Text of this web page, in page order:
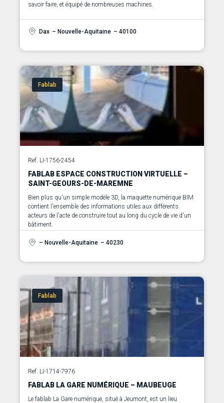
savoir faire, et équipé de nombreuses machines.
Dax – Nouvelle-Aquitaine – 40100
Fablab
Ref. LI-1756-2454
FABLAB ESPACE CONSTRUCTION VIRTUELLE –
SAINT-GEOURS-DE-MAREMNE
Bien plus qu'un simple modèle 3D, la maquette numérique BIM
contient l'ensemble des informations utiles aux différents
acteurs de l'acte de construire tout au long du cycle de vie d'un
bâtiment.
– Nouvelle-Aquitaine – 40230
Fablab
Ref. LI-1714-7976
FABLAB LA GARE NUMÉRIQUE – MAUBEUGE
Le fablab La Gare numérique, situé à Jeumont, est un lieu